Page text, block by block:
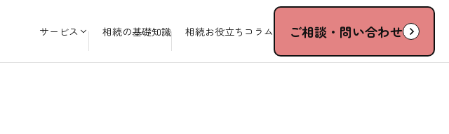
サービス 相続の基礎知識 相続お役立ちコラム ご相談・問い合わせ